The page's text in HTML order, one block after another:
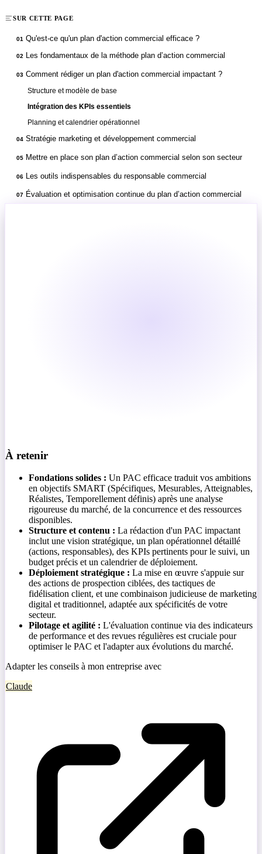
SUR CETTE PAGE
01 Qu'est-ce qu'un plan d'action commercial efficace ?
02 Les fondamentaux de la méthode plan d’action commercial
03 Comment rédiger un plan d'action commercial impactant ?
Structure et modèle de base
Intégration des KPIs essentiels
Planning et calendrier opérationnel
04 Stratégie marketing et développement commercial
05 Mettre en place son plan d’action commercial selon son secteur
06 Les outils indispensables du responsable commercial
07 Évaluation et optimisation continue du plan d’action commercial
À retenir
Fondations solides : Un PAC efficace traduit vos ambitions
en objectifs SMART (Spécifiques, Mesurables, Atteignables,
Réalistes, Temporellement définis) après une analyse
rigoureuse du marché, de la concurrence et des ressources
disponibles.
Structure et contenu : La rédaction d'un PAC impactant
inclut une vision stratégique, un plan opérationnel détaillé
(actions, responsables), des KPIs pertinents pour le suivi, un
budget précis et un calendrier de déploiement.
Déploiement stratégique : La mise en œuvre s'appuie sur
des actions de prospection ciblées, des tactiques de
fidélisation client, et une combinaison judicieuse de marketing
digital et traditionnel, adaptée aux spécificités de votre
secteur.
Pilotage et agilité : L'évaluation continue via des indicateurs
de performance et des revues régulières est cruciale pour
optimiser le PAC et l'adapter aux évolutions du marché.
Adapter les conseils à mon entreprise avec
Claude